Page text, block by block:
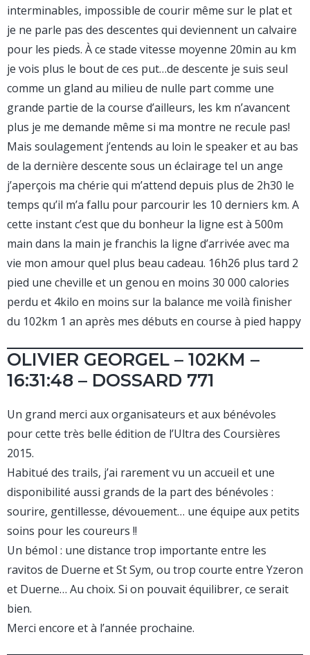
interminables, impossible de courir même sur le plat et
je ne parle pas des descentes qui deviennent un calvaire
pour les pieds. À ce stade vitesse moyenne 20min au km
je vois plus le bout de ces put…de descente je suis seul
comme un gland au milieu de nulle part comme une
grande partie de la course d’ailleurs, les km n’avancent
plus je me demande même si ma montre ne recule pas!
Mais soulagement j’entends au loin le speaker et au bas
de la dernière descente sous un éclairage tel un ange
j’aperçois ma chérie qui m’attend depuis plus de 2h30 le
temps qu’il m’a fallu pour parcourir les 10 derniers km. A
cette instant c’est que du bonheur la ligne est à 500m
main dans la main je franchis la ligne d’arrivée avec ma
vie mon amour quel plus beau cadeau. 16h26 plus tard 2
pied une cheville et un genou en moins 30 000 calories
perdu et 4kilo en moins sur la balance me voilà finisher
du 102km 1 an après mes débuts en course à pied happy
OLIVIER GEORGEL – 102KM –
16:31:48 – DOSSARD 771
Un grand merci aux organisateurs et aux bénévoles
pour cette très belle édition de l’Ultra des Coursières
2015.
Habitué des trails, j’ai rarement vu un accueil et une
disponibilité aussi grands de la part des bénévoles :
sourire, gentillesse, dévouement… une équipe aux petits
soins pour les coureurs !!
Un bémol : une distance trop importante entre les
ravitos de Duerne et St Sym, ou trop courte entre Yzeron
et Duerne… Au choix. Si on pouvait équilibrer, ce serait
bien.
Merci encore et à l’année prochaine.